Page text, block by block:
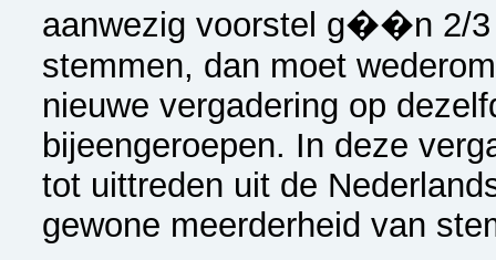
aanwezig voorstel g��n 2/3
stemmen, dan moet
nieuwe vergadering op
bijeengeroepen. In deze
tot uittreden uit de
gewone meerderheid van